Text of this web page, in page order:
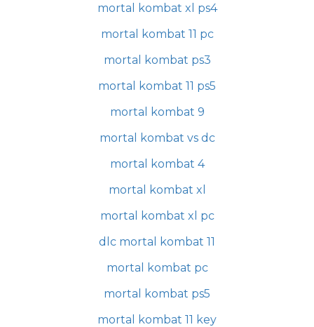
mortal kombat xl ps4
mortal kombat 11 pc
mortal kombat ps3
mortal kombat 11 ps5
mortal kombat 9
mortal kombat vs dc
mortal kombat 4
mortal kombat xl
mortal kombat xl pc
dlc mortal kombat 11
mortal kombat pc
mortal kombat ps5
mortal kombat 11 key